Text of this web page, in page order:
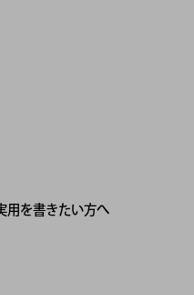
用を書きたい方へ